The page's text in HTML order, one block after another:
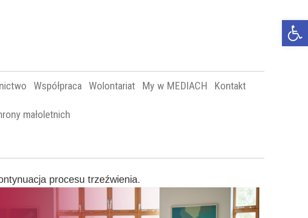
Współpraca Wolontariat My w MEDIACH Kontakt
małoletnich
procesu trzeźwienia.